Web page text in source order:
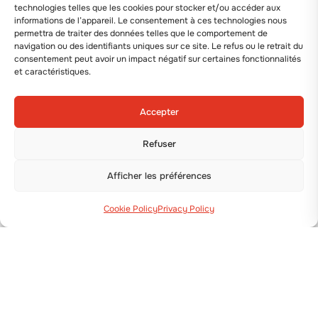
technologies telles que les cookies pour stocker et/ou accéder aux
informations de l’appareil. Le consentement à ces technologies nous
permettra de traiter des données telles que le comportement de
navigation ou des identifiants uniques sur ce site. Le refus ou le retrait du
consentement peut avoir un impact négatif sur certaines fonctionnalités
et caractéristiques.
Accepter
Refuser
Afficher les préférences
Cookie PolicyPrivacy Policy